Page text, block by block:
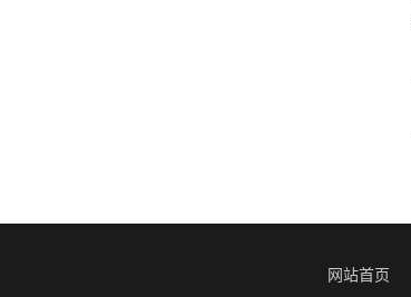
网站首页